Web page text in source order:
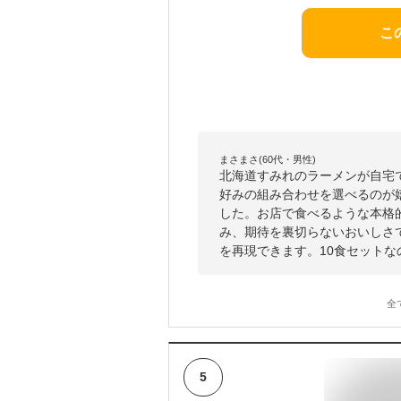
こ
まさまさ(60代・男性)
北海道すみれのラーメンが自
好みの組み合わせを選べるの
した。お店で食べるような本
み、期待を裏切らないおいし
を再現できます。10食セット
全
5